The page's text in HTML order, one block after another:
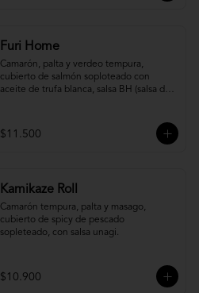
Furi Home
Camarón, palta y verdeo tempura,
cubierto de salmón soploteado con
aceite de trufa blanca, salsa BH (salsa de
$11.500
Kamikaze Roll
Camarón tempura, palta y masago,
cubierto de spicy de pescado
sopleteado, con salsa unagi.
$10.900